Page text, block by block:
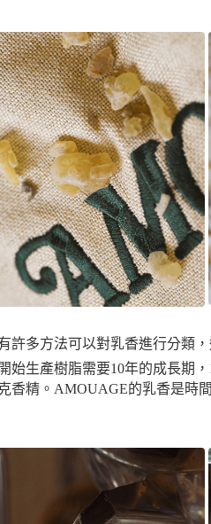
許多方法可以對乳香進行分類
始生產樹脂需要10年的成長期
香精。AMOUAGE的乳香是時